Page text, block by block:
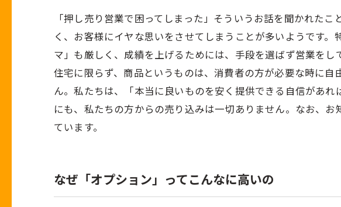
「押し売り営業で困ってしまった」そういうお話を聞かれた
く、お客様にイヤな思いをさせてしまうことが多いようです
マ」も厳しく、成績を上げるためには、手段を選ばず営業をし
住宅に限らず、商品というものは、消費者の方が必要な時に
ん。私たちは、「本当に良いものを安く提供できる自信があ
にも、私たちの方からの売り込みは一切ありません。なお、
ています。
なぜ「オプション」ってこんなに高いの